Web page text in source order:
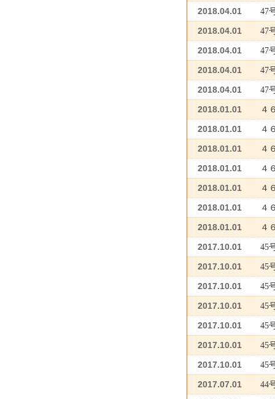
2018.04.01 47
2018.04.01 47
2018.04.01 47
2018.04.01 47
2018.04.01 47
2018.01.01 ４
2018.01.01 ４
2018.01.01 ４
2018.01.01 ４
2018.01.01 ４
2018.01.01 ４
2018.01.01 ４
2017.10.01 45
2017.10.01 45
2017.10.01 45
2017.10.01 45
2017.10.01 45
2017.10.01 45
2017.10.01 45
2017.07.01 44